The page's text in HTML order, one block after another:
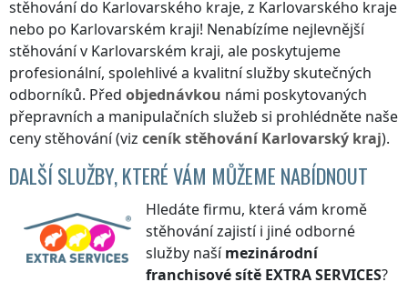
stěhovánído Karlovarského kraje, z Karlovarského kraje
nebo po Karlovarském kraji! Nenabízíme nejlevnější
stěhovánív Karlovarském kraji, ale poskytujeme
profesionální, spolehlivé a kvalitní služby skutečných
odborníků. Před objednávkou námi poskytovaných
přepravních a manipulačních služeb si prohlédněte naše
ceny stěhování (viz ceníkstěhování Karlovarský kraj).
DALŠÍ SLUŽBY, KTERÉ VÁM MŮŽEME NABÍDNOUT
Hledáte firmu, která vám kromě
stěhování zajistí i jiné odborné
služby našímezinárodní
franchisové sítě EXTRA SERVICES?